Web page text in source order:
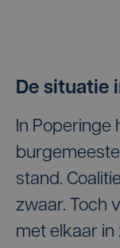
De situatie
In Poperinge
stand.
zwaar. Toch
met elkaar in